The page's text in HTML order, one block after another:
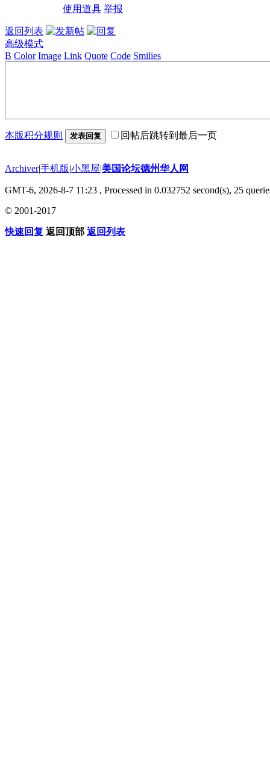
使用道具 举报
返回列表
高级模式
B Color Image Link Quote Code Smilies
本版积分规则 发表回复 回帖后跳转到最后一页
Archiver|手机版|小黑屋|美国论坛德州华人网
GMT-6, 2026-8-7 11:23 , Processed in 0.032752 second(s), 25
© 2001-2017
快速回复 返回顶部 返回列表